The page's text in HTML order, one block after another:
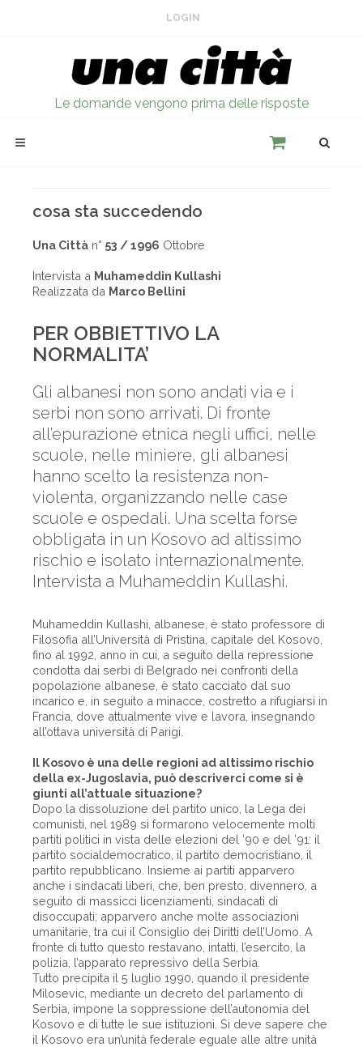
LOGIN
Le domande vengono prima delle risposte
cosa sta succedendo
Una Città n° 53 / 1996 Ottobre
Intervista a Muhameddin Kullashi
Realizzata da Marco Bellini
PER OBBIETTIVO LA
NORMALITA’
Gli albanesi non sono andati via e i
serbi non sono arrivati. Di fronte
all’epurazione etnica negli uffici, nelle
scuole, nelle miniere, gli albanesi
hanno scelto la resistenza non-
violenta, organizzando nelle case
scuole e ospedali. Una scelta forse
obbligata in un Kosovo ad altissimo
rischio e isolato internazionalmente.
Intervista a Muhameddin Kullashi.
Muhameddin Kullashi, albanese, è stato professore di
Filosofia all’Università di Pristina, capitale del Kosovo,
fino al 1992, anno in cui, a seguito della repressione
condotta dai serbi di Belgrado nei confronti della
popolazione albanese, è stato cacciato dal suo
incarico e, in seguito a minacce, costretto a rifugiarsi in
Francia, dove attualmente vive e lavora, insegnando
all’ottava università di Parigi.
Il Kosovo è una delle regioni ad altissimo rischio
della ex-Jugoslavia, può descriverci come si è
giunti all’attuale situazione?
Dopo la dissoluzione del partito unico, la Lega dei
comunisti, nel 1989 si formarono velocemente molti
partiti politici in vista delle elezioni del ’90 e del ’91: il
partito socialdemocratico, il partito democristiano, il
partito repubblicano. Insieme ai partiti apparvero
anche i sindacati liberi, che, ben presto, divennero, a
seguito di massicci licenziamenti, sindacati di
disoccupati; apparvero anche molte associazioni
umanitarie, tra cui il Consiglio dei Diritti dell’Uomo. A
fronte di tutto questo restavano, intatti, l’esercito, la
polizia, l’apparato repressivo della Serbia.
Tutto precipita il 5 luglio 1990, quando il presidente
Milosevic, mediante un decreto del parlamento di
Serbia, impone la soppressione dell’autonomia del
Kosovo e di tutte le sue istituzioni. Si deve sapere che
il Kosovo era un’unità federale eguale alle altre unità